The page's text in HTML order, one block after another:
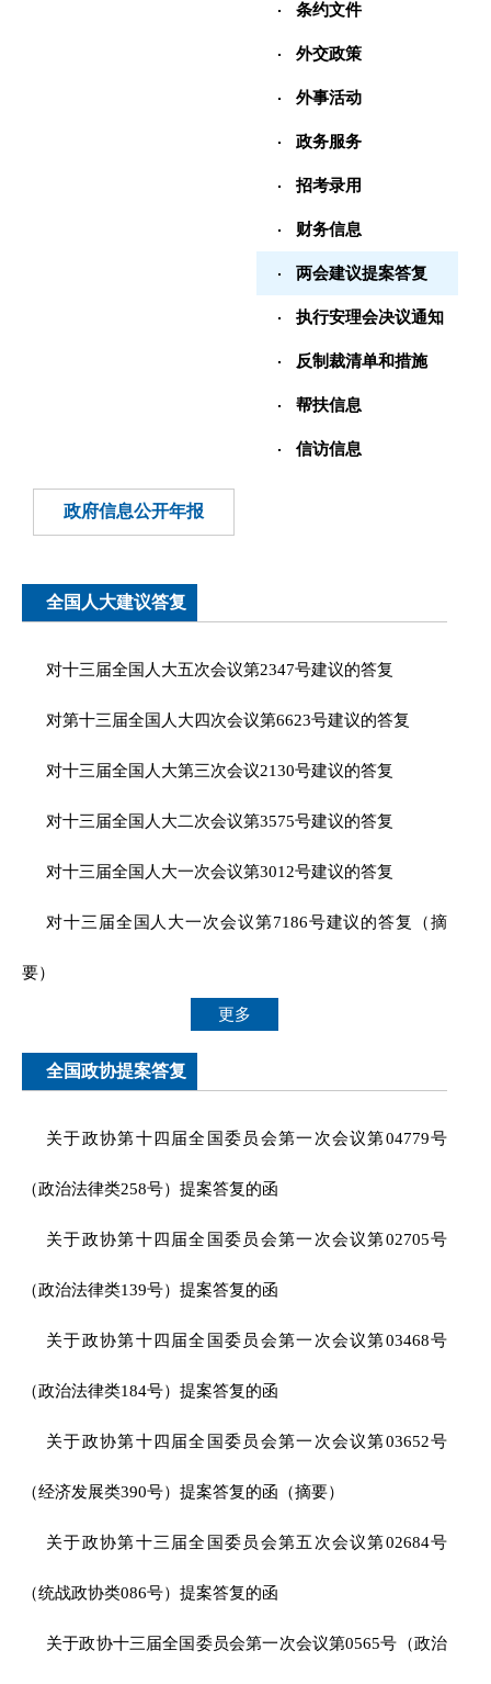
条约文件
外交政策
外事活动
政务服务
招考录用
财务信息
两会建议提案答复
执行安理会决议通知
反制裁清单和措施
帮扶信息
信访信息
政府信息公开年报
全国人大建议答复
对十三届全国人大五次会议第2347号建议的答复
对第十三届全国人大四次会议第6623号建议的答复
对十三届全国人大第三次会议2130号建议的答复
对十三届全国人大二次会议第3575号建议的答复
对十三届全国人大一次会议第3012号建议的答复
对十三届全国人大一次会议第7186号建议的答复（摘
要）
更多
全国政协提案答复
关于政协第十四届全国委员会第一次会议第04779号
（政治法律类258号）提案答复的函
关于政协第十四届全国委员会第一次会议第02705号
（政治法律类139号）提案答复的函
关于政协第十四届全国委员会第一次会议第03468号
（政治法律类184号）提案答复的函
关于政协第十四届全国委员会第一次会议第03652号
（经济发展类390号）提案答复的函（摘要）
关于政协第十三届全国委员会第五次会议第02684号
（统战政协类086号）提案答复的函
关于政协十三届全国委员会第一次会议第0565号（政治